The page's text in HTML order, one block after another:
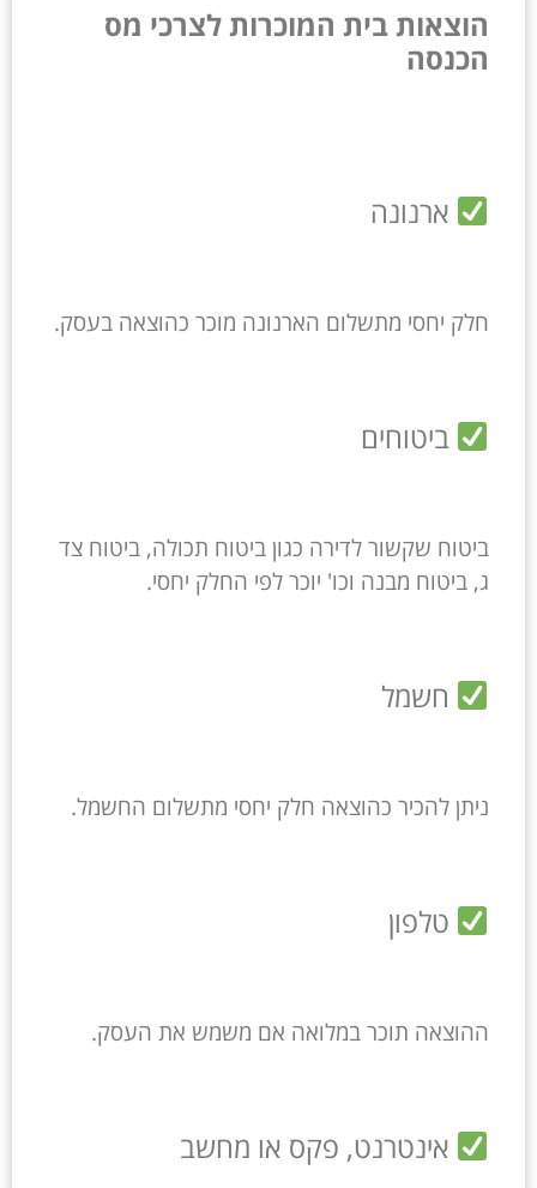
הוצאות בית המוכרות לצרכי מס
הכנסה
ארנונה
חלק יחסי מתשלום הארנונה מוכר כהוצאה בעסק.
ביטוחים
ביטוח שקשור לדירה כגון ביטוח תכולה, ביטוח צד
ג, ביטוח מבנה וכו' יוכר לפי החלק יחסי.
חשמל
ניתן להכיר כהוצאה חלק יחסי מתשלום החשמל.
טלפון
ההוצאה תוכר במלואה אם משמש את העסק.
אינטרנט, פקס או מחשב